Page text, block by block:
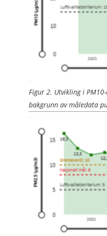
Figur 2. Utvikling i
bakgrunn av måledata